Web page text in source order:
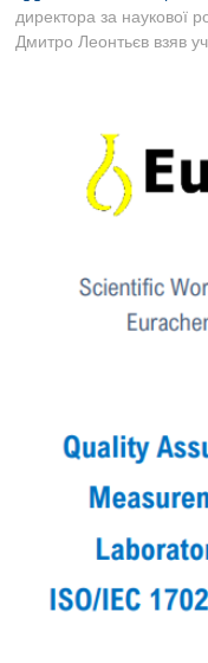
директора за наукової
Дмитро Леонтьєв взяв